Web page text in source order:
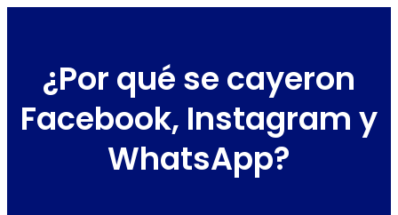
¿Por qué se cayeron
Facebook, Instagram y
WhatsApp?